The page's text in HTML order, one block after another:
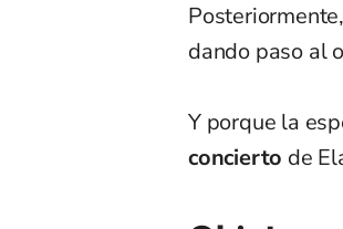
dando paso al
Y porque la
concierto de